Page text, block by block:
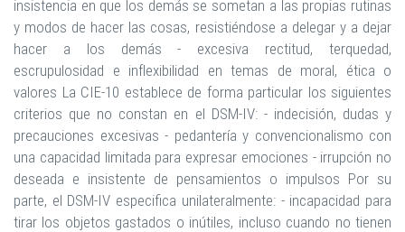
insistencia en que los demás se sometan a las propias rutinas
y modos de hacer las cosas, resistiéndose a delegar y a dejar
hacer a los demás - excesiva rectitud, terquedad,
escrupulosidad e inflexibilidad en temas de moral, ética o
valores La CIE-10 establece de forma particular los siguientes
criterios que no constan en el DSM-IV: - indecisión, dudas y
precauciones excesivas - pedantería y convencionalismo con
una capacidad limitada para expresar emociones - irrupción no
deseada e insistente de pensamientos o impulsos Por su
parte, el DSM-IV especifica unilateralmente: - incapacidad para
tirar los objetos gastados o inútiles, incluso cuando no tienen